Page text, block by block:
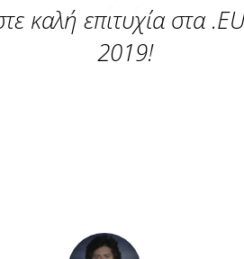
καλή επιτυχία στα
2019!